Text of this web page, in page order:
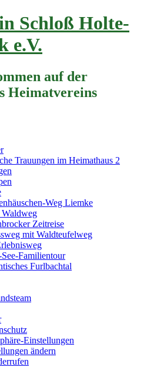
Schloß Holte-
e.V.
auf der
Heimatvereins
Trauungen im Heimathaus 2
Weg Liemke
Zeitreise
mit Waldteufelweg
See-Familientour
Furlbachtal
Einstellungen
ändern